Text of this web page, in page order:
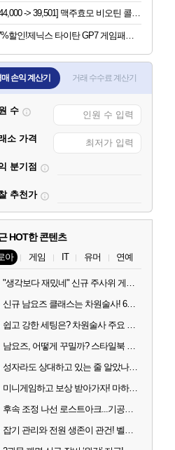
37%할인!제닉스 타이탄 GP7 게임패드 PC닌텐도 컨트롤러 조이스틱
매 손익 계산기 거래 수수료 계산기
수
소 가격
분기점
추천가
HOT한 콘텐츠
아 게임 IT 유머 연예
"생각보다 재밌네" 신규 주사위 게임 티카투카 호평
신규 남요즈 클래스는 차원술사! 6월 20일 로아온 썸머 정리
쉽고 강한 세팅은? 차원술사 주요 빌드와 스킬 코드
남요즈, 어떻게 꾸밀까? 스타일북 인기 차원술사 커스터마이즈
성자라도 상대하고 있는 줄 알았나? 벨가르딘 이모저모
미니게임하고 보상 받아가자! 마하라카 썸머 캠프 할 일은?
후속 조정 나선 로스트아크...기공사, 차원술사 하향
잡기 관리와 전원 생존이 관건! 벨가르딘 유물 칭호 획득방법 정리